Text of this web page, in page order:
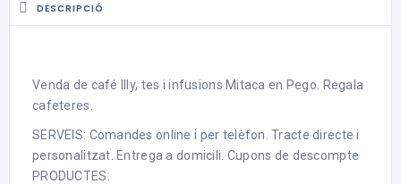
DESCRIPCIÓ
Venda de café Illy, tes i infusions Mitaca en Pego. Regala
cafeteres.
SERVEIS: Comandes online i per telèfon. Tracte directe i
personalitzat. Entrega a domicili. Cupons de descompte
PRODUCTES: